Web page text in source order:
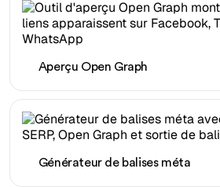
Aperçu Open Graph
Générateur de balises méta